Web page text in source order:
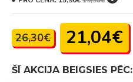
ŠĪ AKCIJA BEIGSIES PĒC:
26,30€ 21,04€